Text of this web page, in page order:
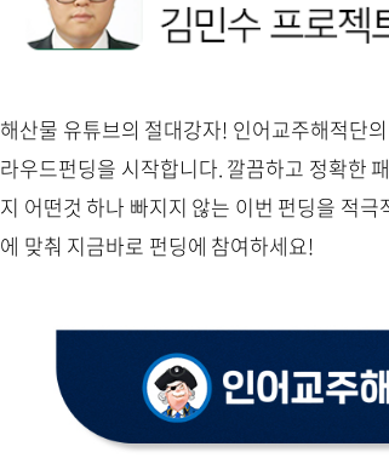
해산물 유튜브의 절대강자! 인어교주해적단
라우드펀딩을 시작합니다. 깔끔하고 정확한
지 어떤것 하나 빠지지 않는 이번 펀딩을 적
에 맞춰 지금바로 펀딩에 참여하세요!